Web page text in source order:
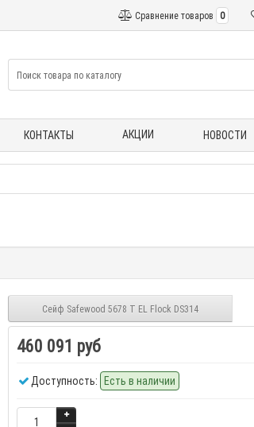
Сравнение товаров 0
КОНТАКТЫ АКЦИИ НОВОСТИ
Сейф Safewood 5678 T EL Flock DS314
460 091 руб
Доступность: Есть в наличии